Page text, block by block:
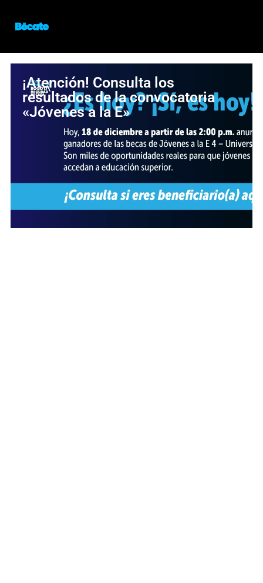
¡Atención! Consulta los
resultados de la convocatoria
«Jóvenes a la E»